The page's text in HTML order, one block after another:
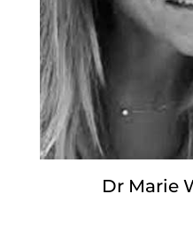
Dr Marie